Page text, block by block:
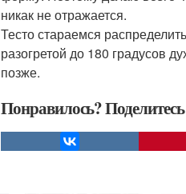
никак не отражается.
Тесто стараемся
разогретой до 180 градусов
позже.
Понравилось?